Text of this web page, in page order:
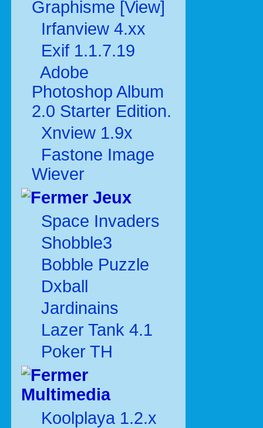
Graphisme [View]
Irfanview 4.xx
Exif 1.1.7.19
Adobe
Photoshop Album
2.0 Starter Edition.
Xnview 1.9x
Fastone Image
Wiever
Jeux
Space Invaders
Shobble3
Bobble Puzzle
Dxball
Jardinains
Lazer Tank 4.1
Poker TH
Multimedia
Koolplaya 1.2.x